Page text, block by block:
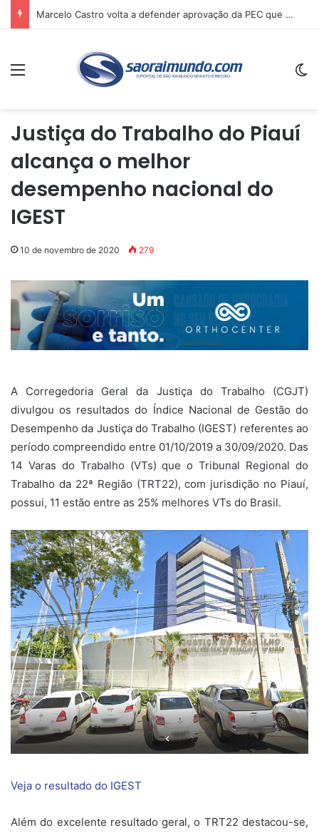
Marcelo Castro volta a defender aprovação da PEC que acaba com a escala 6×1 e avalia clima no Senado
Menu
Justiça do Trabalho do Piauí
alcança o melhor
desempenho nacional do
IGEST
10 de novembro de 2020 279
A Corregedoria Geral da Justiça do Trabalho (CGJT)
divulgou os resultados do Índice Nacional de Gestão do
Desempenho da Justiça do Trabalho (IGEST) referentes ao
período compreendido entre 01/10/2019 a 30/09/2020. Das
14 Varas do Trabalho (VTs) que o Tribunal Regional do
Trabalho da 22ª Região (TRT22), com jurisdição no Piauí,
possui, 11 estão entre as 25% melhores VTs do Brasil.
Veja o resultado do IGEST
Além do excelente resultado geral, o TRT22 destacou-se,